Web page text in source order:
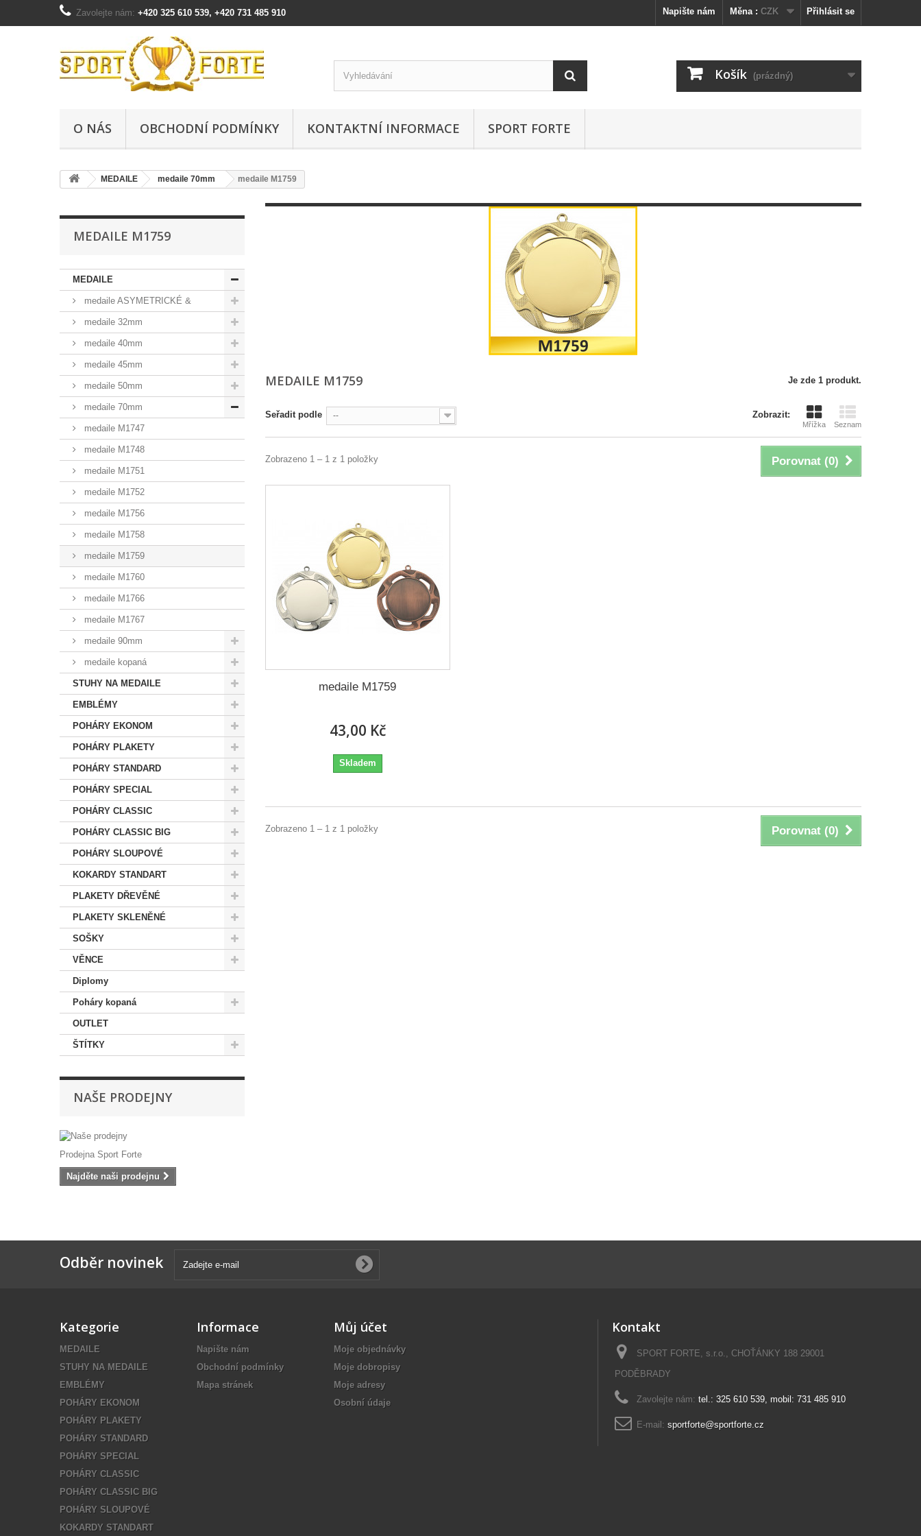
Přihlásit se
Měna : CZK
Napište nám
Zavolejte nám: +420 325 610 539, +420 731 485 910
Košík (prázdný)
O NÁS OBCHODNÍ PODMÍNKY KONTAKTNÍ INFORMACE SPORT FORTE
MEDAILE medaile 70mm medaile M1759
MEDAILE M1759
MEDAILE
medaile ASYMETRICKÉ &
medaile 32mm
medaile 40mm
medaile 45mm
medaile 50mm
medaile 70mm
medaile M1747
medaile M1748
medaile M1751
medaile M1752
medaile M1756
medaile M1758
medaile M1759
medaile M1760
medaile M1766
medaile M1767
medaile 90mm
medaile kopaná
STUHY NA MEDAILE
EMBLÉMY
POHÁRY EKONOM
POHÁRY PLAKETY
POHÁRY STANDARD
POHÁRY SPECIAL
POHÁRY CLASSIC
POHÁRY CLASSIC BIG
POHÁRY SLOUPOVÉ
KOKARDY STANDART
PLAKETY DŘEVĚNÉ
PLAKETY SKLENĚNÉ
SOŠKY
VĚNCE
Diplomy
Poháry kopaná
OUTLET
ŠTÍTKY
NAŠE PRODEJNY
Prodejna Sport Forte
Najděte naši prodejnu
MEDAILE M1759 Je zde 1 produkt.
Zobrazit:
Mřížka Seznam
Seřadit podle --
Porovnat (0)
Zobrazeno 1 – 1 z 1 položky
medaile M1759
43,00 Kč
Skladem
Porovnat (0)
Zobrazeno 1 – 1 z 1 položky
Odběr novinek
Kategorie
MEDAILE
STUHY NA MEDAILE
EMBLÉMY
POHÁRY EKONOM
POHÁRY PLAKETY
POHÁRY STANDARD
POHÁRY SPECIAL
POHÁRY CLASSIC
POHÁRY CLASSIC BIG
POHÁRY SLOUPOVÉ
KOKARDY STANDART
Informace
Napište nám
Obchodní podmínky
Mapa stránek
Můj účet
Moje objednávky
Moje dobropisy
Moje adresy
Osobní údaje
Kontakt
SPORT FORTE, s.r.o., CHOŤÁNKY 188 29001
PODĚBRADY
Zavolejte nám: tel.: 325 610 539, mobil: 731 485 910
E-mail: sportforte@sportforte.cz